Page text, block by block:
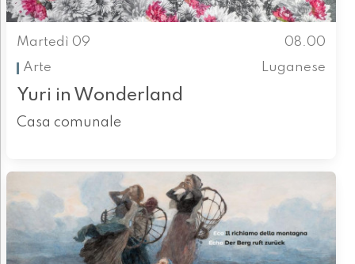
Martedì 09
08.00
Arte
Luganese
Yuri in Wonderland
Casa comunale